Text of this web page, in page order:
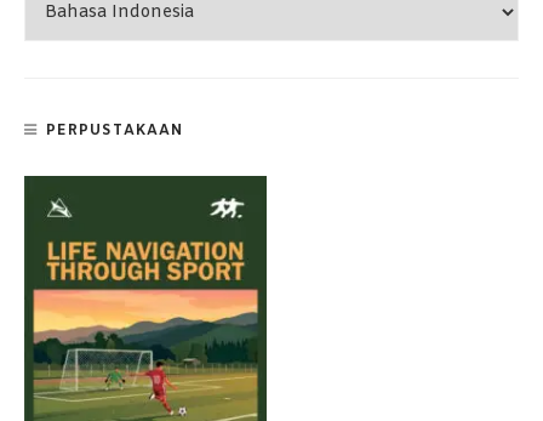
PERPUSTAKAAN